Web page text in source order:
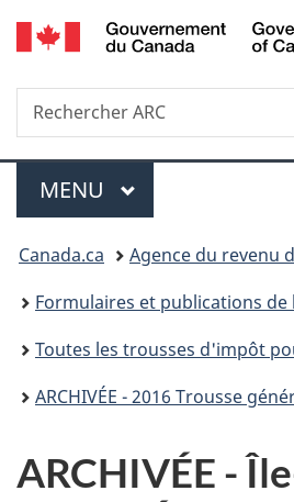
au
à
du
à
Recherche
Rechercher
ARC
Menu
MENU PRINCIPAL
Vous
êtes
ici :
Canada.ca
Agence du revenu
Formulaires et publications de
Toutes les trousses d'impôt
ARCHIVÉE - 2016 Trousse générale
ARCHIVÉE -